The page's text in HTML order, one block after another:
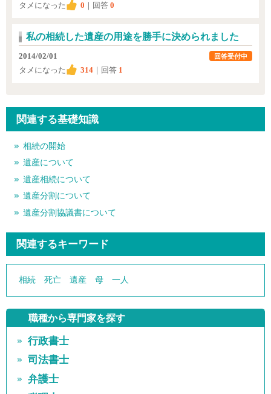
タメになった
0 ｜回答 0
私の相続した遺産の用途を勝手に決められました
2014/02/01
タメになった
314 ｜回答 1
回答受付中
関連する基礎知識
相続の開始
遺産について
遺産相続について
遺産分割について
遺産分割協議書について
関連するキーワード
相続 死亡 遺産 母 一人
職種から専門家を探す
行政書士
司法書士
弁護士